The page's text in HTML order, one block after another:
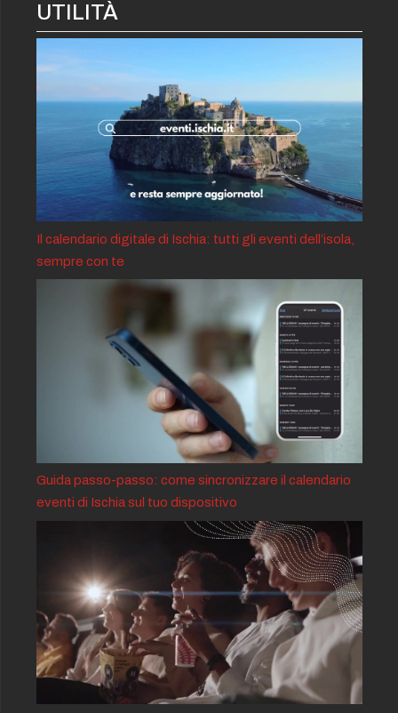
UTILITÀ
Il calendario digitale di Ischia: tutti gli eventi dell’isola,
sempre con te
Guida passo-passo: come sincronizzare il calendario
eventi di Ischia sul tuo dispositivo